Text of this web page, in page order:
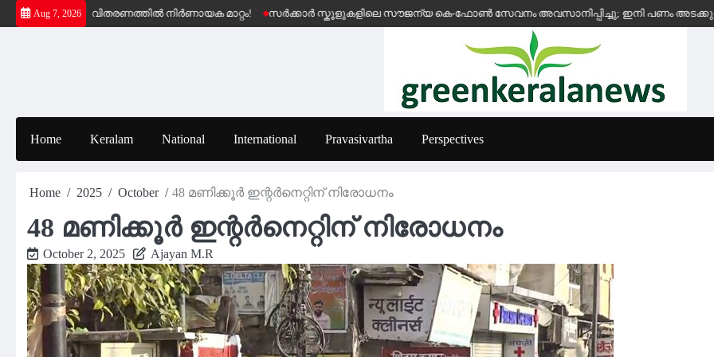
Skip
to
Aug 7, 2026
വിതരണത്തിൽ നിർണായക മാറ്റം! സർക്കാർ സ്കൂളുകളിലെ സൗജന്യ കെ-ഫോൺ സേവനം അവസാനിപ്പിച്ചു; ഇനി പണം അടക്കുന്ന
Home Keralam National International Pravasivartha Perspectives
Home 2025 October 48 മണിക്കൂര്‍ ഇന്റര്‍നെറ്റിന് നിരോധനം
48 മണിക്കൂര്‍ ഇന്റര്‍നെറ്റിന് നിരോധനം
October 2, 2025 Ajayan M.R